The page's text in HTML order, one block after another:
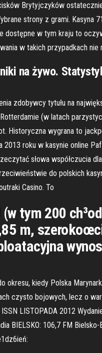
Brytyjczyków
strony z grami. Kasyna
dostępne w tym kraju to
w takich przypadkach nie
na żywo.
zdobywcy tytułu na
(w latach
Historyczna wygrana to
roku w kasynie online
słowa współczucia
do polskich
Casino. To
tym 200
m,
kiedy Polska
czysto bojowych, lecz o
LISTOPADA 2012
BIELSKO: 106,7 FM Bielsko-